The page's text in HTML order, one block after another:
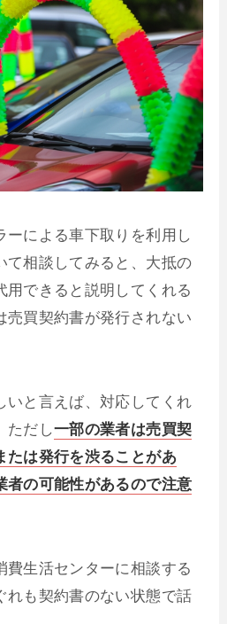
による車下取りを利用し
て相談してみると、大抵の
できると説明してくれる
売買契約書が発行されない
いと言えば、対応してくれ
ただし一部の業者は売買契
たは発行を渋ることがあ
者の可能性があるので注意
費生活センターに相談する
れも契約書のない状態で話